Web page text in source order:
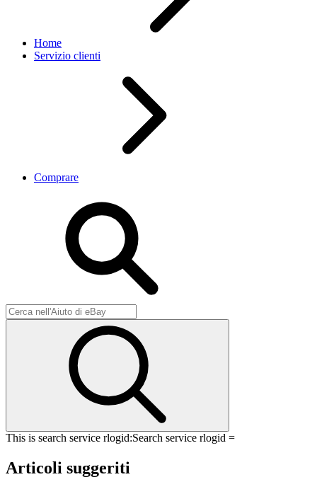
Home
Servizio clienti
Comprare
This is search service rlogid:Search service rlogid =
Articoli suggeriti